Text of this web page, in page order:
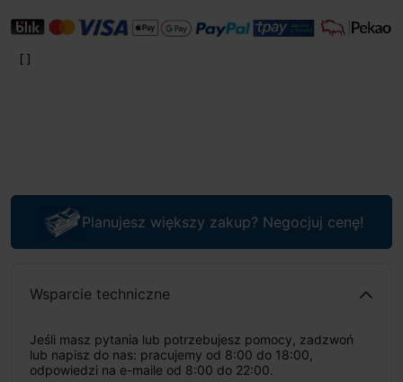
Planujesz większy zakup? Negocjuj cenę!
Wsparcie techniczne
Jeśli masz pytania lub potrzebujesz pomocy, zadzwoń
lub napisz do nas: pracujemy od 8:00 do 18:00,
odpowiedzi na e-maile od 8:00 do 22:00.